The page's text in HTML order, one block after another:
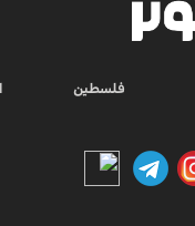
فلسطين